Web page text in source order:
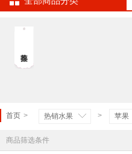
首页 > 热销水果 > 苹果
商品筛选条件